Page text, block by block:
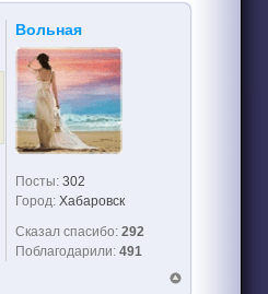
Вольная
Посты: 302
Город: Хабаровск
Сказал спасибо: 292
Поблагодарили: 491